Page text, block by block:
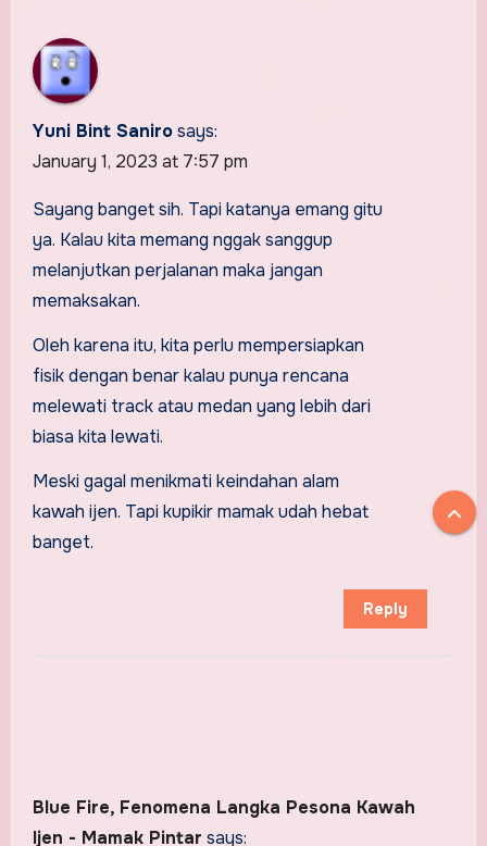
Yuni Bint Saniro says:
January 1, 2023 at 7:57 pm
Sayang banget sih. Tapi katanya emang gitu
ya. Kalau kita memang nggak sanggup
melanjutkan perjalanan maka jangan
memaksakan.
Oleh karena itu, kita perlu mempersiapkan
fisik dengan benar kalau punya rencana
melewati track atau medan yang lebih dari
biasa kita lewati.
Meski gagal menikmati keindahan alam
kawah ijen. Tapi kupikir mamak udah hebat
banget.
Reply
Blue Fire, Fenomena Langka Pesona Kawah
Ijen - Mamak Pintar says: